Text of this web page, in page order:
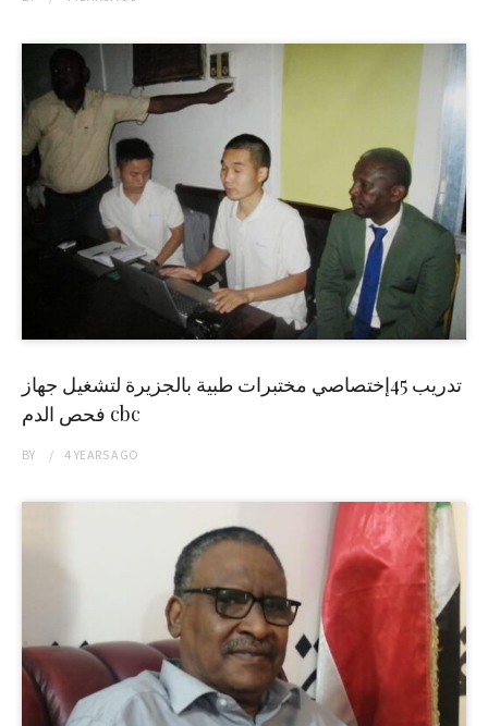
تدريب 45إختصاصي مختبرات طبية بالجزيرة لتشغيل جهاز
فحص الدم cbc
BY 4 YEARSAGO